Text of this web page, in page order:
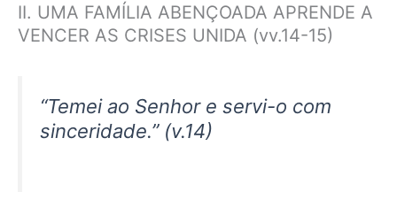
II. UMA FAMÍLIA ABENÇOADA APRENDE A
VENCER AS CRISES UNIDA (vv.14-15)
“Temei ao Senhor e servi-o com
sinceridade.” (v.14)